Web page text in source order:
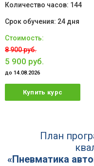
144
24 дня
8 900 руб.
5 900 руб.
до 14.08.2026
Купить курс
План
«Пневматика